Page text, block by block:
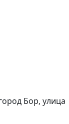
Бор, улица